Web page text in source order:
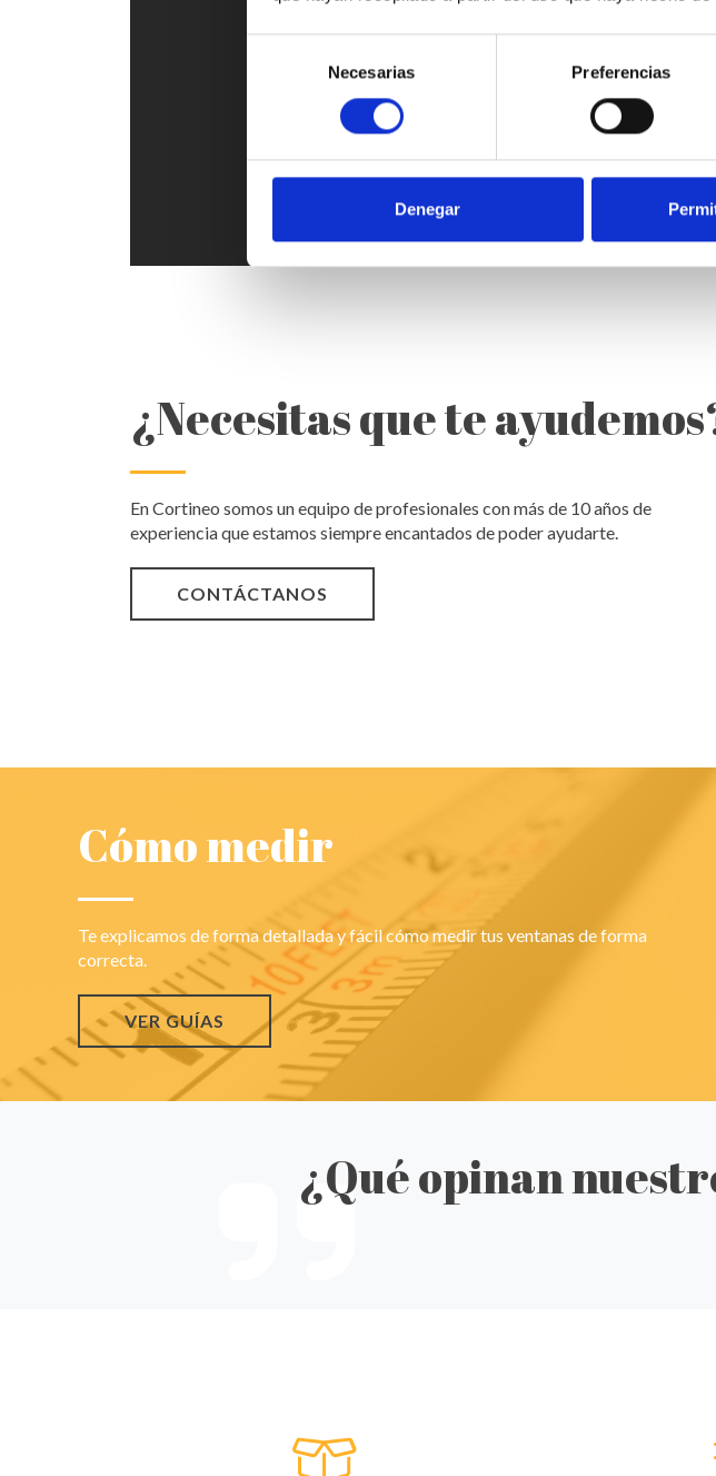
consentimiento
Necesarias Preferencias
Denegar
¿Necesitas que te
En Cortineo somos un equipo de profesionales con más de 10 años de
experiencia que estamos siempre encantados de poder ayudarte.
CONTÁCTANOS
Cómo medir
Te explicamos de forma detallada y fácil cómo medir tus ventanas de forma
correcta.
VER GUÍAS
¿Qué opinan